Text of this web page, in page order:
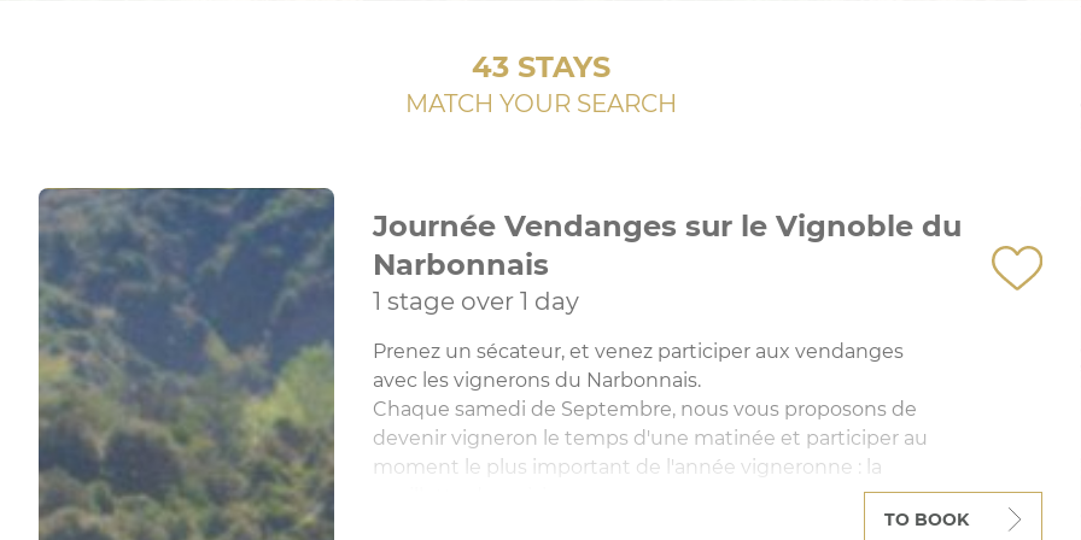
43 STAYS
MATCH YOUR SEARCH
Journée Vendanges sur le Vignoble du
Narbonnais
1 stage over 1 day
Prenez un sécateur, et venez participer aux vendanges
avec les vignerons du Narbonnais.
Chaque samedi de Septembre, nous vous proposons de
devenir vigneron le temps d'une matinée et participer au
moment le plus important de l'année vigneronne : la
Possibilité d'organiser les vendanges à d'autres momentsTO BOOK